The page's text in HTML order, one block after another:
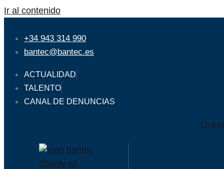
Ir al contenido
+34 943 314 990
bantec@bantec.es
ACTUALIDAD
TALENTO
CANAL DE DENUNCIAS